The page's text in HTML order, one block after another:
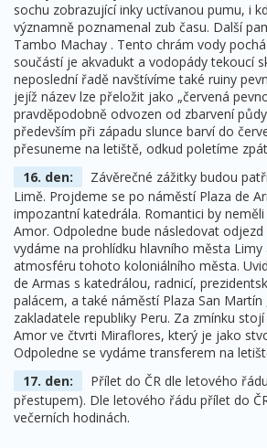
sochu zobrazující inky uctívanou pumu, i
významně poznamenal zub času. Další
Tambo Machay . Tento chrám vody
součástí je akvadukt a vodopády tekoucí
neposlední řadě navštívíme také ruiny
jejíž název lze přeložit jako „červená
pravděpodobně odvozen od zbarvení
především při západu slunce barví do
přesuneme na letiště, odkud poletíme
16. den:
Závěrečné zážitky budou
Limě. Projdeme se po náměstí Plaza de
impozantní katedrála. Romantici by
Amor. Odpoledne bude následovat
vydáme na prohlídku hlavního města Limy
atmosféru tohoto koloniálního města.
de Armas s katedrálou, radnicí,
palácem, a také náměstí Plaza San
zakladatele republiky Peru. Za zmínku
Amor ve čtvrti Miraflores, který je jako
Odpoledne se vydáme transferem na
17. den:
Přílet do ČR dle letového
přestupem). Dle letového řádu přílet do
večerních hodinách.